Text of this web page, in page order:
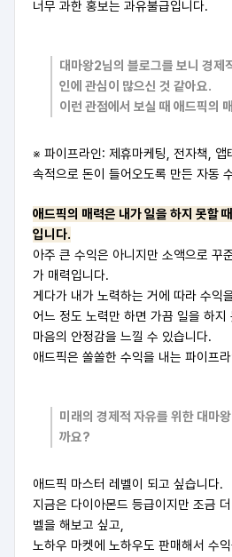
너무 과한 홍보는 과유불급입니다.
대마왕2님의 블로그를 보니 경제
인에 관심이 많으신 것 같아요.
이런 관점에서 보실 때 애드픽의
※ 파이프라인: 제휴마케팅, 전자책, 앱
속적으로 돈이 들어오도록 만든 자동
애드픽의 매력은 내가 일을 하지 못할
입니다.
아주 큰 수익은 아니지만 소액으로 꾸
가 매력입니다.
게다가 내가 노력하는 거에 따라 수익
어느 정도 노력만 하면 가끔 일을 하
마음의 안정감을 느낄 수 있습니다.
애드픽은 쏠쏠한 수익을 내는 파이프
미래의 경제적 자유를 위한 대마
까요?
애드픽 마스터 레벨이 되고 싶습니다.
지금은 다이아몬드 등급이지만 조금
벨을 해보고 싶고,
노하우 마켓에 노하우도 판매해서 수